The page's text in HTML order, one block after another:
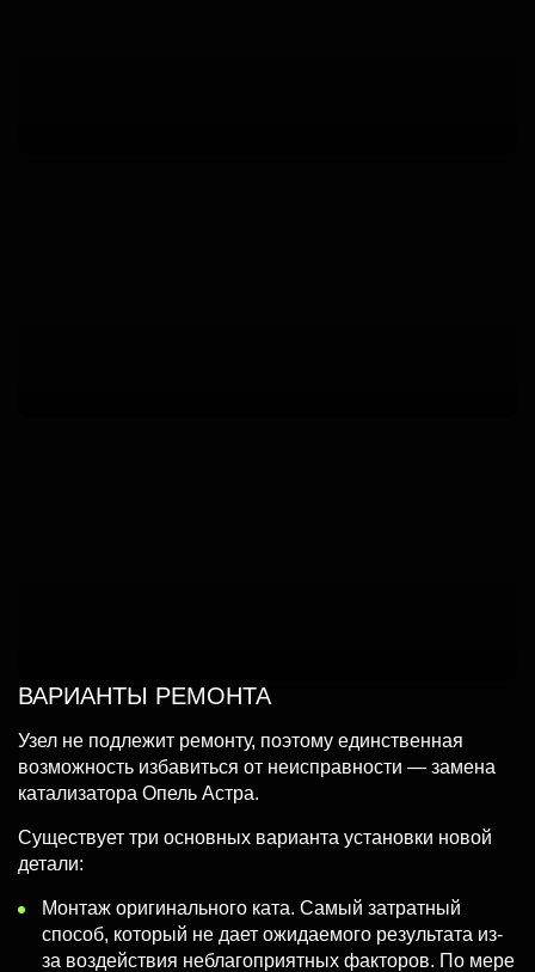
ВАРИАНТЫ РЕМОНТА
Узел не подлежит ремонту, поэтому единственная
возможность избавиться от неисправности — замена
катализатора Опель Астра.
Существует три основных варианта установки новой
детали:
Монтаж оригинального ката. Самый затратный
способ, который не дает ожидаемого результата из-
за воздействия неблагоприятных факторов. По мере